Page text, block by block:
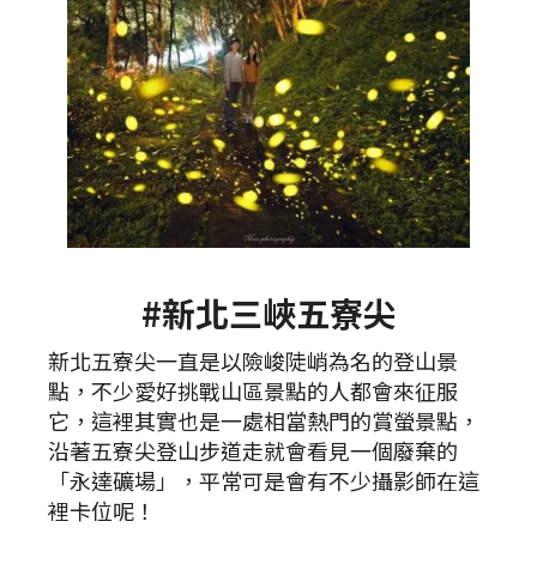
#新北三峽五寮尖
新北五寮尖一直是以險峻陡峭為名的登山景
點，不少愛好挑戰山區景點的人都會來征服
它，這裡其實也是一處相當熱門的賞螢景點，
沿著五寮尖登山步道走就會看見一個廢棄的
「永達礦場」，平常可是會有不少攝影師在這
裡卡位呢！